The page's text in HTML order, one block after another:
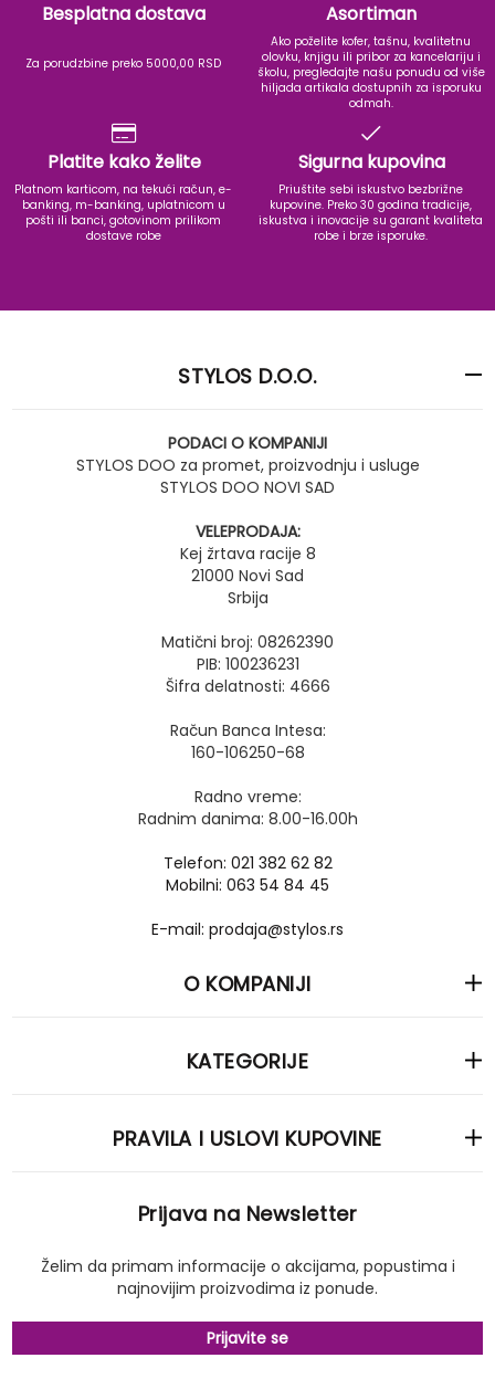
Besplatna dostava
Za porudzbine preko 5000,00 RSD
Asortiman
Ako poželite kofer, tašnu, kvalitetnu
olovku, knjigu ili pribor za kancelariju i
školu, pregledajte našu ponudu od više
hiljada artikala dostupnih za isporuku
odmah.
Platite kako želite
Platnom karticom, na tekući račun, e-
banking, m-banking, uplatnicom u
pošti ili banci, gotovinom prilikom
dostave robe
Sigurna kupovina
Priuštite sebi iskustvo bezbrižne
kupovine. Preko 30 godina tradicije,
iskustva i inovacije su garant kvaliteta
robe i brze isporuke.
STYLOS D.O.O.
PODACI O KOMPANIJI
STYLOS DOO za promet, proizvodnju i usluge
STYLOS DOO NOVI SAD
VELEPRODAJA:
Kej žrtava racije 8
21000 Novi Sad
Srbija
Matični broj: 08262390
PIB: 100236231
Šifra delatnosti: 4666
Račun Banca Intesa:
160-106250-68
Radno vreme:
Radnim danima: 8.00-16.00h
Telefon: 021 382 62 82
Mobilni: 063 54 84 45
E-mail: prodaja@stylos.rs
O KOMPANIJI
KATEGORIJE
PRAVILA I USLOVI KUPOVINE
Prijava na Newsletter
Želim da primam informacije o akcijama, popustima i
najnovijim proizvodima iz ponude.
Prijavite se